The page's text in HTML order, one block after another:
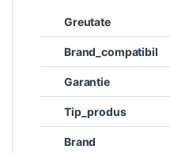
Greutate
Brand_compatibil
Garantie
Tip_produs
Brand